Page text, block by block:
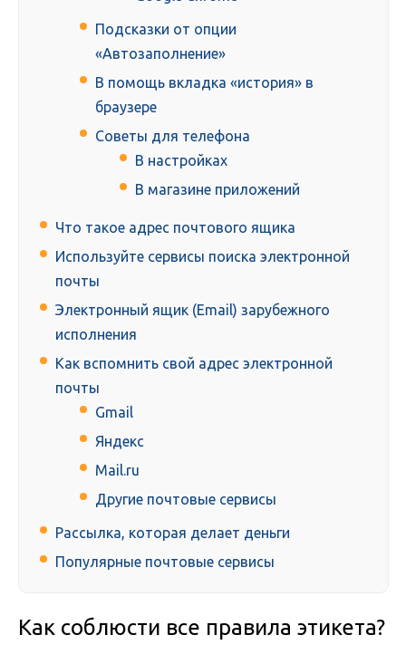
Подсказки от опции
«Автозаполнение»
В помощь вкладка «история» в
браузере
Советы для телефона
В настройках
В магазине приложений
Что такое адрес почтового ящика
Используйте сервисы поиска электронной
почты
Электронный ящик (Email) зарубежного
исполнения
Как вспомнить свой адрес электронной
почты
Gmail
Яндекс
Mail.ru
Другие почтовые сервисы
Рассылка, которая делает деньги
Популярные почтовые сервисы
Как соблюсти все правила этикета?